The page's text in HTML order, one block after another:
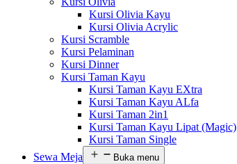
Kursi Olivia Kayu
Kursi Olivia Acrylic
Kursi Scramble
Kursi Pelaminan
Kursi Dinner
Kursi Taman Kayu
Kursi Taman Kayu EXtra
Kursi Taman Kayu ALfa
Kursi Taman 2in1
Kursi Taman Kayu Lipat (Magic)
Kursi Taman Single
Sewa Meja
Buka menu